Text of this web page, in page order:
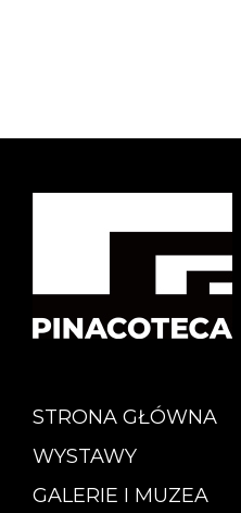
STRONA GŁÓWNA
WYSTAWY
GALERIE I MUZEA